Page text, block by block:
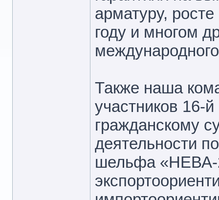
арматуру,
году и многом
Также наша
участников 16-
гражданскому
деятельности
шельфа «НЕВА-